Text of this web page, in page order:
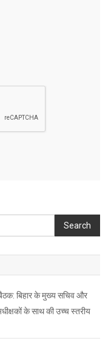
Search
बिहार के मुख्य सचिव और
के साथ की उच्च स्तरीय